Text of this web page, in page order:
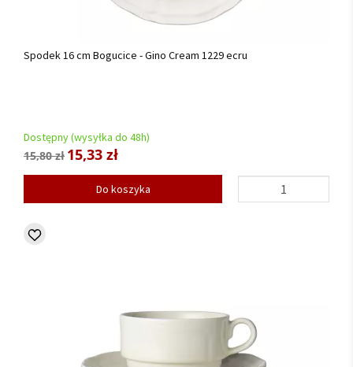
Spodek 16 cm Bogucice - Gino Cream 1229 ecru
Dostępny (wysyłka do 48h)
15,80 zł 15,33 zł
Do koszyka